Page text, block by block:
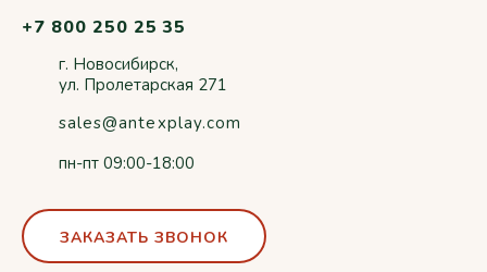
+7 800 250 25 35
г. Новосибирск,
ул. Пролетарская 271
sales@antexplay.com
пн-пт 09:00-18:00
ЗАКАЗАТЬ ЗВОНОК